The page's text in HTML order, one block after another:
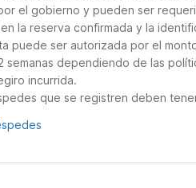
el gobierno y pueden ser
la reserva confirmada y la
puede ser autorizada por el
semanas dependiendo de las
incurrida.
que se registren deben